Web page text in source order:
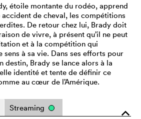
étoile montante du rodéo, apprend
accident de cheval, les compétitions
De retour chez lui, Brady doit
de vivre, à présent qu’il ne peut
et à la compétition qui
sens à sa vie. Dans ses efforts pour
destin, Brady se lance alors à la
identité et tente de définir ce
au cœur de l’Amérique.
o
Streaming